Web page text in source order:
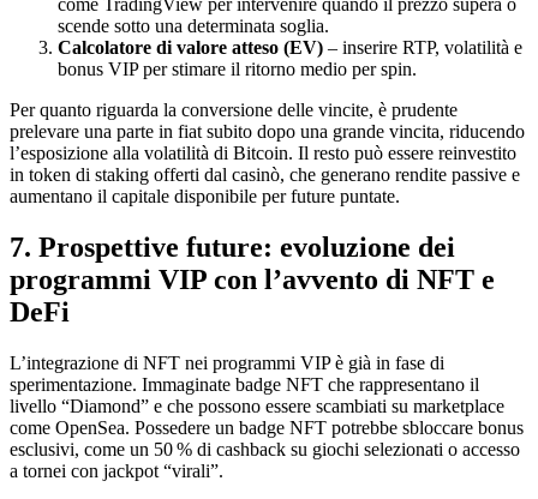
scende sotto una determinata soglia.
Calcolatore di valore atteso (EV) – inserire RTP, volatilità e
bonus VIP per stimare il ritorno medio per spin.
Per quanto riguarda la conversione delle vincite, è prudente
prelevare una parte in fiat subito dopo una grande vincita, riducendo
l’esposizione alla volatilità di Bitcoin. Il resto può essere reinvestito
in token di staking offerti dal casinò, che generano rendite passive e
aumentano il capitale disponibile per future puntate.
7. Prospettive future: evoluzione dei
programmi VIP con l’avvento di NFT e
DeFi
L’integrazione di NFT nei programmi VIP è già in fase di
sperimentazione. Immaginate badge NFT che rappresentano il
livello “Diamond” e che possono essere scambiati su marketplace
come OpenSea. Possedere un badge NFT potrebbe sbloccare bonus
esclusivi, come un 50 % di cashback su giochi selezionati o accesso
a tornei con jackpot “virali”.